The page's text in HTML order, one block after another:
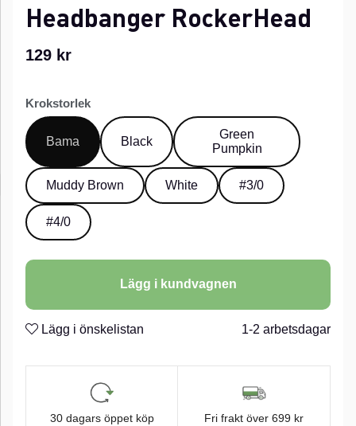
Headbanger RockerHead
129 kr
Krokstorlek
Bama Black
Green
Pumpkin
Muddy Brown White #3/0
#4/0
Lägg i kundvagnen
Lägg i önskelistan 1-2 arbetsdagar
30 dagars öppet köp Fri frakt över 699 kr